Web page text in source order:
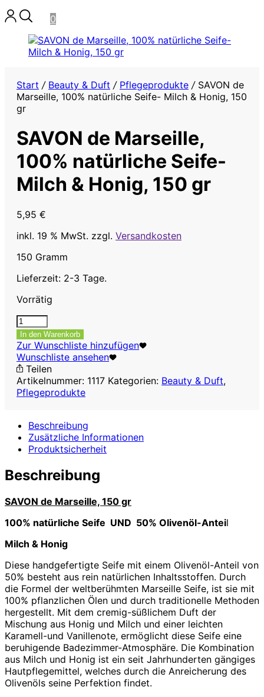
0
Start / Beauty & Duft / Pflegeprodukte /SAVON de
Marseille, 100% natürliche Seife- Milch & Honig, 150
gr
SAVON de Marseille,
100% natürliche Seife-
Milch & Honig, 150 gr
5,95 €
inkl. 19 % MwSt. zzgl. Versandkosten
150 Gramm
Lieferzeit: 2-3 Tage.
Vorrätig
SAVON
de
Marseille,
100%
natürliche
Seife-
Milch
150
gr
Menge
In den Warenkorb
Zur Wunschliste hinzufügen
Wunschliste ansehen
Teilen
Artikelnummer: 1117 Kategorien: Beauty & Duft,
Pflegeprodukte
Beschreibung
Zusätzliche Informationen
Produktsicherheit
Beschreibung
SAVON de Marseille, 150 gr
100% natürliche Seife UND 50% Olivenöl-Anteil
Milch & Honig
Diese handgefertigte Seife mit einem Olivenöl-Anteil von
50% besteht aus rein natürlichen Inhaltsstoffen. Durch
die Formel der weltberühmten Marseille Seife, ist sie mit
100% pflanzlichen Ölen und durch traditionelle Methoden
hergestellt. Mit dem cremig-süßlichem Duft der
Mischung aus Honig und Milch und einer leichten
Karamell-und Vanillenote, ermöglicht diese Seife eine
beruhigende Badezimmer-Atmosphäre. Die Kombination
aus Milch und Honig ist ein seit Jahrhunderten gängiges
Hautpflegemittel, welches durch die Anreicherung des
Olivenöls seine Perfektion findet.